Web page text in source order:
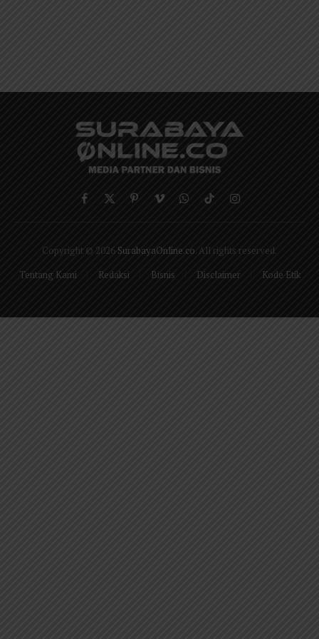
Facebook
X
PinterestVimeoWhatsApp
TikTokInstagram
Copyright © 2026 SurabayaOnline.co . All rights reserved.
Tentang Kami
Redaksi Bisnis Disclaimer Kode Etik